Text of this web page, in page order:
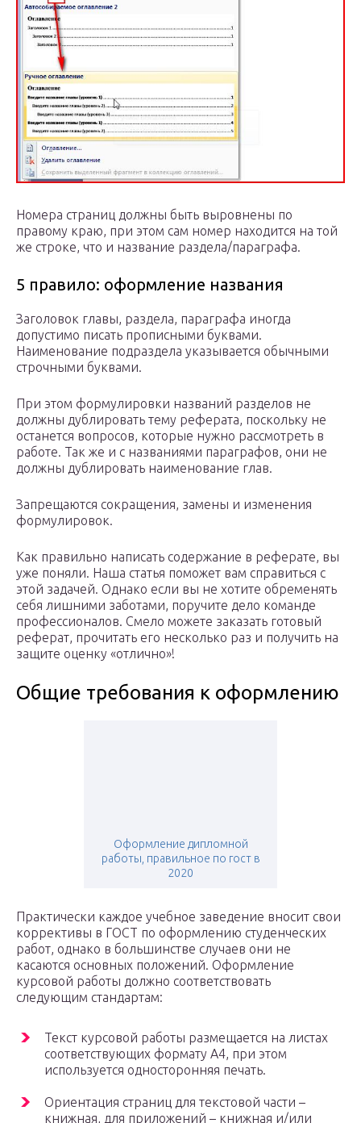
Номера страниц должны быть выровнены по
правому краю, при этом сам номер находится на той
же строке, что и название раздела/параграфа.
5 правило: оформление названия
Заголовок главы, раздела, параграфа иногда
допустимо писать прописными буквами.
Наименование подраздела указывается обычными
строчными буквами.
При этом формулировки названий разделов не
должны дублировать тему реферата, поскольку не
останется вопросов, которые нужно рассмотреть в
работе. Так же и с названиями параграфов, они не
должны дублировать наименование глав.
Запрещаются сокращения, замены и изменения
формулировок.
Как правильно написать содержание в реферате, вы
уже поняли. Наша статья поможет вам справиться с
этой задачей. Однако если вы не хотите обременять
себя лишними заботами, поручите дело команде
профессионалов. Смело можете заказать готовый
реферат, прочитать его несколько раз и получить на
защите оценку «отлично»!
Общие требования к оформлению
Оформление дипломной
работы, правильное по гост в
2020
Практически каждое учебное заведение вносит свои
коррективы в ГОСТ по оформлению студенческих
работ, однако в большинстве случаев они не
касаются основных положений. Оформление
курсовой работы должно соответствовать
следующим стандартам:
Текст курсовой работы размещается на листах
соответствующих формату А4, при этом
используется односторонняя печать.
Ориентация страниц для текстовой части –
книжная, для приложений – книжная и/или